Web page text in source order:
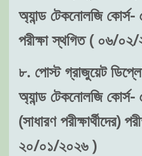
অ্যান্ড টেকনোলজি কোর্স-
পরীক্ষা স্থগিত ( ০৬/
৮. পোস্ট গ্রাজুয়েট
অ্যান্ড টেকনোলজি
(সাধারণ পরীক্ষার্থীদের)
২০/০১/২০২৬ )